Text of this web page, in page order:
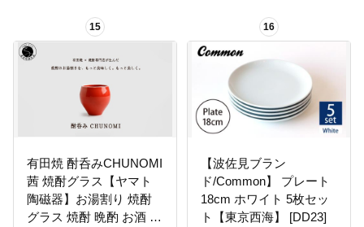
15
有田焼 酎呑みCHUNOMI
茜 焼酎グラス【ヤマト
陶磁器】お湯割り 焼酎
グラス 焼酎 晩酌 お酒 酒
16
【波佐見ブラン
ド/Common】 プレート
18cm ホワイト 5枚セッ
ト【東京西海】 [DD23]